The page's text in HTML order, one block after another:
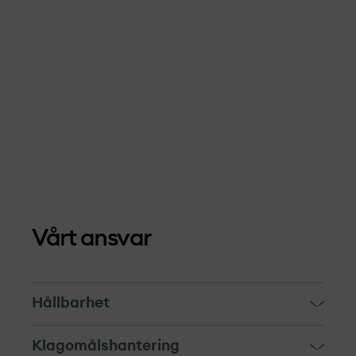
Vårt ansvar
Hållbarhet
OX2 och våra leverantörer är gäster i
Klagomålshantering